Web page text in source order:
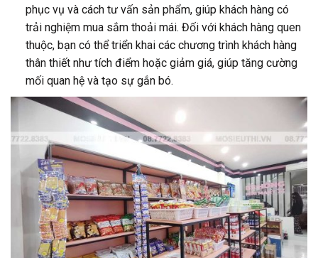
phục vụ và cách tư vấn sản phẩm, giúp khách hàng có
trải nghiệm mua sắm thoải mái. Đối với khách hàng quen
thuộc, bạn có thể triển khai các chương trình khách hàng
thân thiết như tích điểm hoặc giảm giá, giúp tăng cường
mối quan hệ và tạo sự gắn bó.